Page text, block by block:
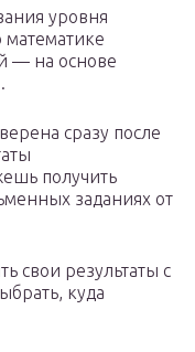
уровня
— на основе
сразу после
получить
заданиях от
свои результаты с
куда